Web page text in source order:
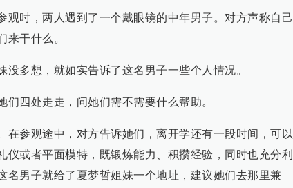
观时，两人遇到了一个戴眼镜的中年男子。对方声称自己
来干什么。
没多想，就如实告诉了这名男子一些个人情况。
们四处走走，问她们需不需要什么帮助。
在参观途中，对方告诉她们，离开学还有一段时间，可以
仪或者平面模特，既锻炼能力、积攒经验，同时也充分利
名男子就给了夏梦哲姐妹一个地址，建议她们去那里兼